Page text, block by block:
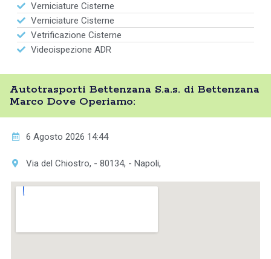
Verniciature Cisterne
Verniciature Cisterne
Vetrificazione Cisterne
Videoispezione ADR
Autotrasporti Bettenzana S.a.s. di Bettenzana
Marco Dove Operiamo:
6 Agosto 2026 14:44
Via del Chiostro, - 80134, - Napoli,